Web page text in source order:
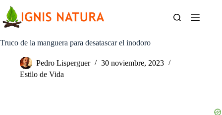
contenido
Truco de la manguera para desatascar el inodoro
Pedro Lisperguer
30 noviembre, 2023
Estilo de Vida